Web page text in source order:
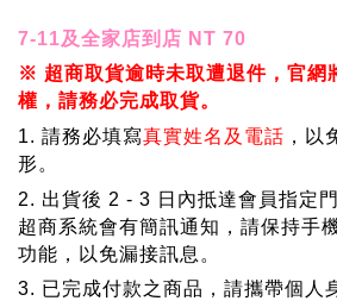
7-11及全家店到店 NT 70
※ 超商取貨逾時未取遭退件，官網
權，請務必完成取貨。
1. 請務必填寫真實姓名及電話 ，以
形。
2. 出貨後 2 - 3 日內抵達會員指定
超商系統會有簡訊通知，請保持手
功能，以免漏接訊息。
3. 已完成付款之商品，請攜帶個人